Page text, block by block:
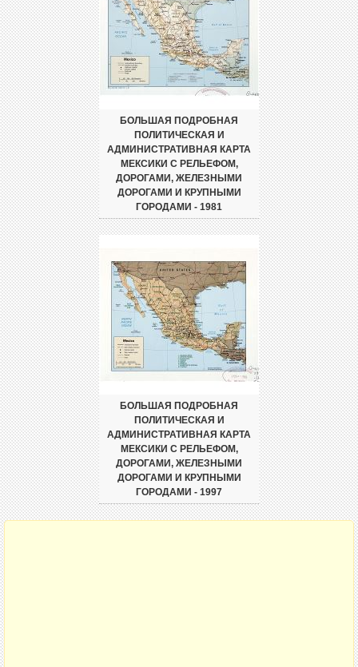
БОЛЬШАЯ ПОДРОБНАЯ
ПОЛИТИЧЕСКАЯ И
АДМИНИСТРАТИВНАЯ КАРТА
МЕКСИКИ С РЕЛЬЕФОМ,
ДОРОГАМИ, ЖЕЛЕЗНЫМИ
ДОРОГАМИ И КРУПНЫМИ
ГОРОДАМИ - 1981
БОЛЬШАЯ ПОДРОБНАЯ
ПОЛИТИЧЕСКАЯ И
АДМИНИСТРАТИВНАЯ КАРТА
МЕКСИКИ С РЕЛЬЕФОМ,
ДОРОГАМИ, ЖЕЛЕЗНЫМИ
ДОРОГАМИ И КРУПНЫМИ
ГОРОДАМИ - 1997